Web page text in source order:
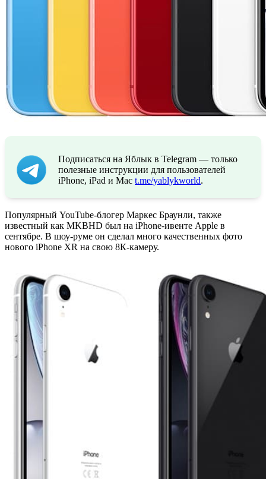
Подписаться на Яблык в Telegram — только
полезные инструкции для пользователей
iPhone, iPad и Mac t.me/yablykworld.
Популярный YouTube-блогер Маркес Браунли, также
известный как MKBHD был на iPhone-ивенте Apple в
сентябре. В шоу-руме он сделал много качественных фото
нового iPhone XR на свою 8К-камеру.